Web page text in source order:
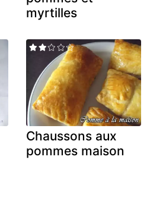
myrtilles
Chaussons aux
pommes maison